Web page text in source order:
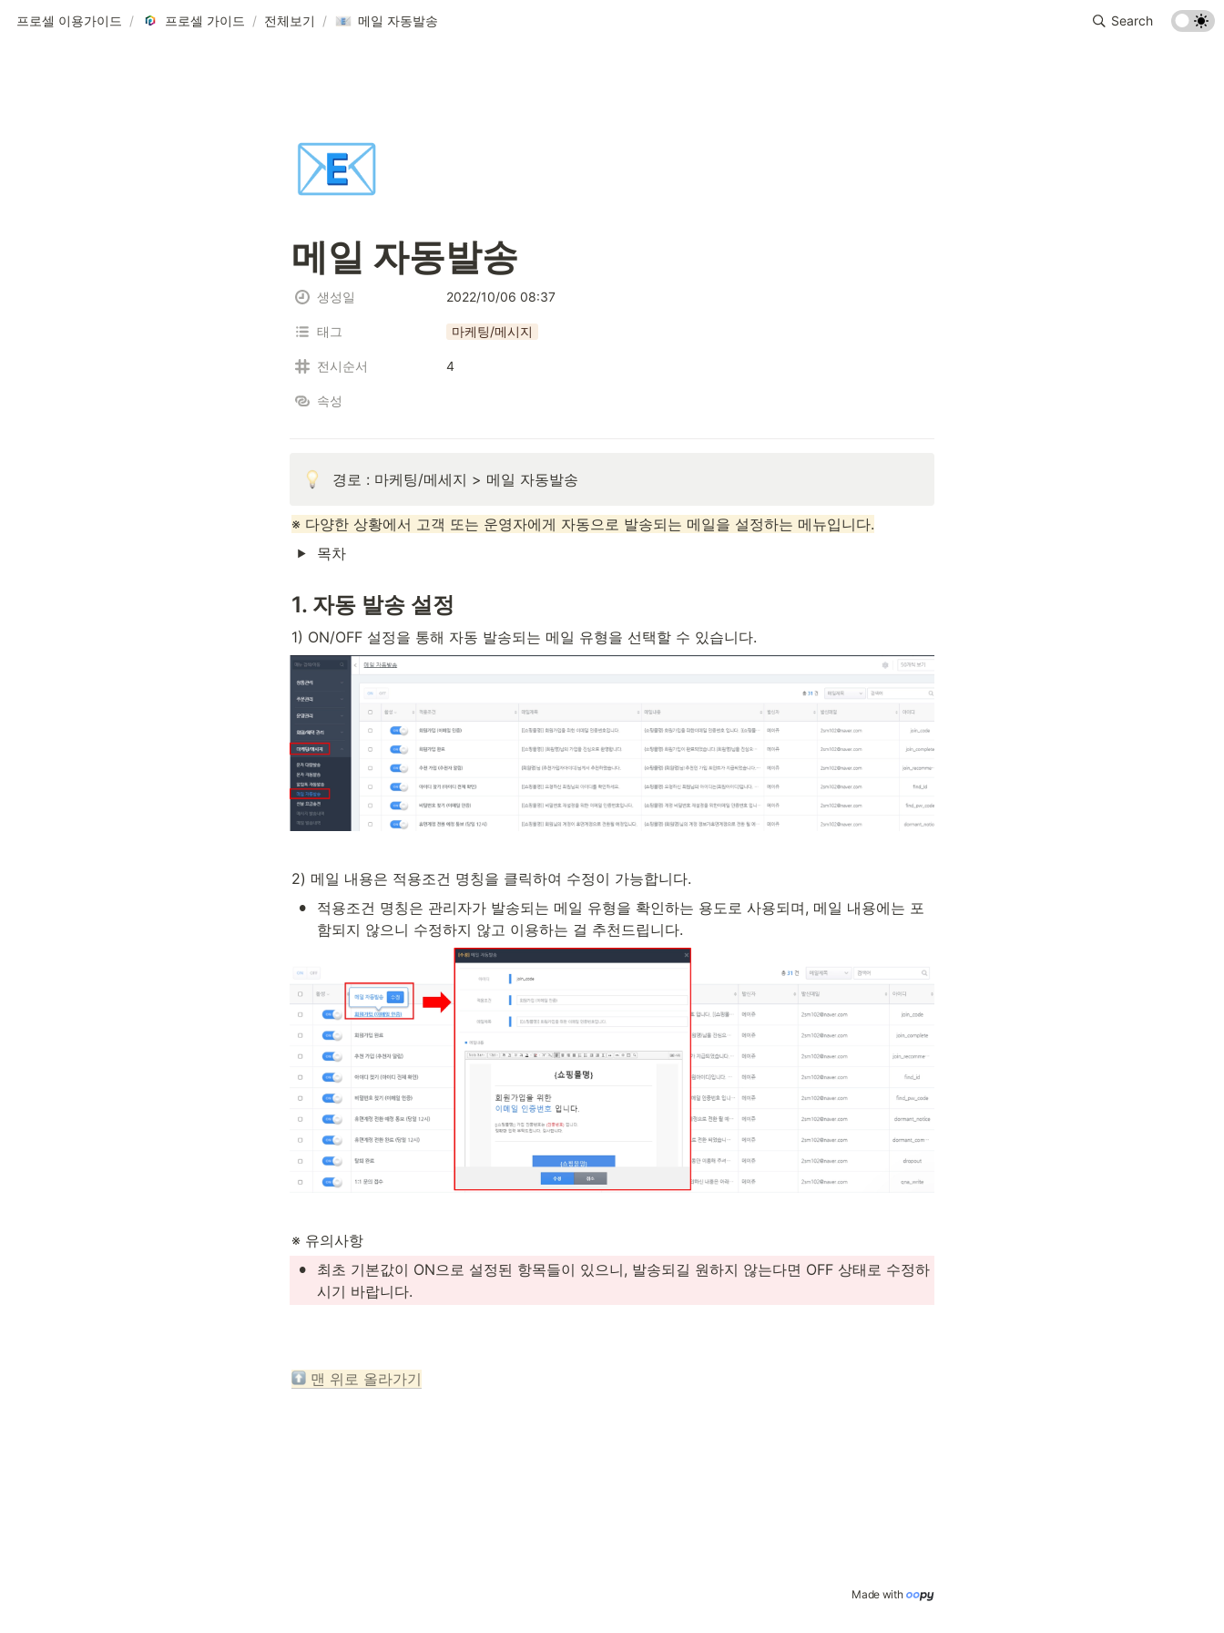
프로셀 이용가이드 / 프로셀 가이드 / 전체보기 / 메일 자동발송 Search
📧
메일 자동발송
생성일 2022/10/06 08:37
태그 마케팅/메시지
전시순서 4
속성
경로 : 마케팅/메세지 > 메일 자동발송
※ 다양한 상황에서 고객 또는 운영자에게 자동으로 발송되는 메일을 설정하는 메뉴입니다.
목차
1. 자동 발송 설정
1) ON/OFF 설정을 통해 자동 발송되는 메일 유형을 선택할 수 있습니다.
2) 메일 내용은 적용조건 명칭을 클릭하여 수정이 가능합니다.
•
적용조건 명칭은 관리자가 발송되는 메일 유형을 확인하는 용도로 사용되며, 메일 내용에는 포
함되지 않으니 수정하지 않고 이용하는 걸 추천드립니다.
※ 유의사항
•
최초 기본값이 ON으로 설정된 항목들이 있으니, 발송되길 원하지 않는다면 OFF 상태로 수정하
시기 바랍니다.
맨 위로 올라가기
Made with